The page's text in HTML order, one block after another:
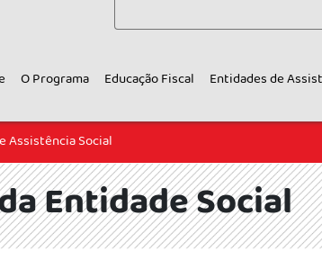
O Programa Educação Fiscal Entidades de
Assistência Social
Entidade Social